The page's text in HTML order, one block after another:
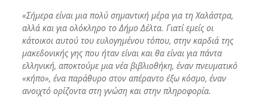
«Σήμερα είναι μια πολύ σημαντική μέρα για τη Χαλάστρα,
αλλά και για ολόκληρο το Δήμο Δέλτα. Γιατί εμείς οι
κάτοικοι αυτού του ευλογημένου τόπου, στην καρδιά της
μακεδονικής γης που ήταν είναι και θα είναι για πάντα
ελληνική, αποκτούμε μια νέα βιβλιοθήκη, έναν πνευματικό
«κήπο», ένα παράθυρο στον απέραντο έξω κόσμο, έναν
ανοιχτό ορίζοντα στη γνώση και στην πληροφορία.